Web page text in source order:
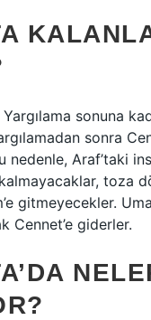
sonuna
sonra
nedenle, Araf’taki
toza
gitmeyecekler.
Cennet’e giderler.